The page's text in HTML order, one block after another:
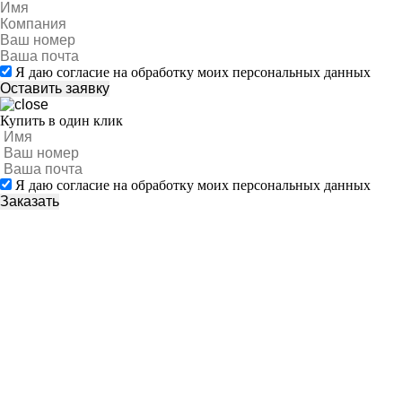
Я даю согласие на обработку моих персональных данных
Купить в один клик
Я даю согласие на обработку моих персональных данных